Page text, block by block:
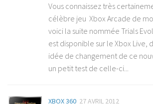
Vous connaissez très
célèbre jeu Xbox Arcade de
voici la suite nommée Trials
est disponible sur le Xbox Live,
idée de changement de ce
un petit test de celle-ci...
XBOX 360 27 AVRIL 2012